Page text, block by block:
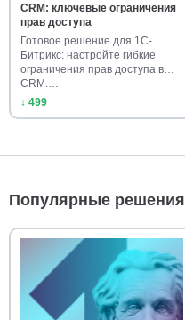
CRM: ключевые ограничения
прав доступа
Готовое решение для 1С-
Битрикс: настройте гибкие
ограничения прав доступа в
CRM.…
↓ 499
Популярные решения